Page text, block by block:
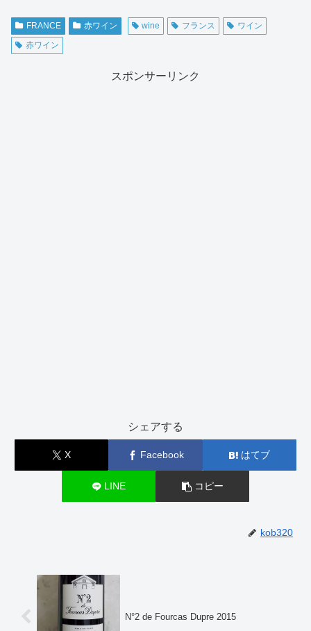
FRANCE 赤ワイン wine フランス
ワイン
赤ワイン
スポンサーリンク
シェアする
X Facebook はてブ
LINE コピー
kob320
N°2 de Fourcas Dupre 2015